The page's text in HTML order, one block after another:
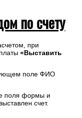
по счету
при
«Выставить
поле ФИО
поля формы и
счет.